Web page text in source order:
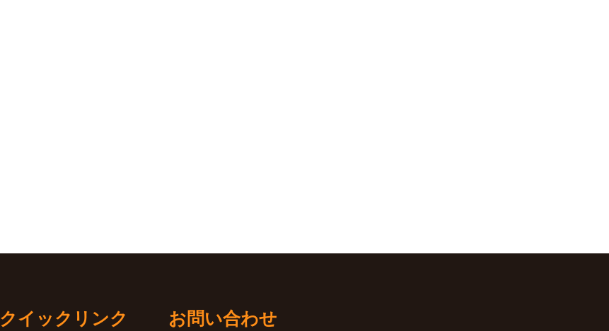
クイックリンク お問い合わせ